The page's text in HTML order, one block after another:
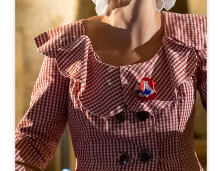
Leaflet
25€
Château Villemaurine - Visite Patrimoine
Lieu Dit Villemaurine
33330 SAINT-ÉMILION
05 57 74 74 36
reservations@villemaurine.com
МЕСЯЦ ОТКРЫТИЯ